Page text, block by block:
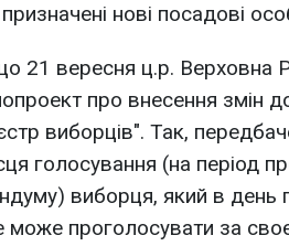
нові посадові
21 вересня ц.р. Верховна
про внесення змін
виборців". Так,
голосування (на період
виборця, який в день
може проголосувати за